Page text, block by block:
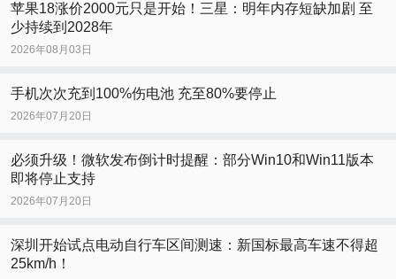
苹果18涨价2000元只是开始！三星：明年内存短缺加剧 至
少持续到2028年
2026年08月03日
手机次次充到100%伤电池 充至80%要停止
2026年07月20日
必须升级！微软发布倒计时提醒：部分Win10和Win11版本
即将停止支持
2026年07月20日
深圳开始试点电动自行车区间测速：新国标最高车速不得超
25km/h！